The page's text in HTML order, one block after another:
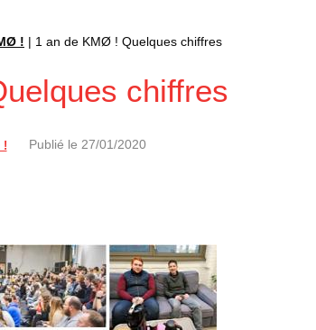
! | 1 an de KMØ ! Quelques chiffres
chiffres
! Publié le 27/01/2020